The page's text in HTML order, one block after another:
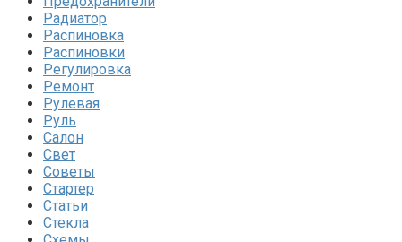
Радиатор
Распиновка
Распиновки
Регулировка
Ремонт
Рулевая
Руль
Салон
Свет
Советы
Стартер
Статьи
Стекла